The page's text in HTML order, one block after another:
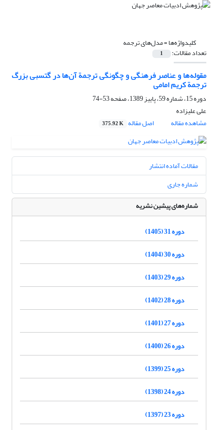
کلیدواژه‌ها =مدل‌های ترجمه
تعداد مقالات: 1
مقوله‌ها و عناصر فرهنگی و چگونگی ترجمة آن‌ها در گتسبی بزرگ
ترجمة کریم امامی
دوره 15، شماره 59، پاییز 1389، صفحه
53-74
علی علیزاده
مشاهده مقاله
اصل مقاله 375.92 K
مقالات آماده انتشار
شماره جاری
شماره‌های پیشین نشریه
دوره 31 (1405)
دوره 30 (1404)
دوره 29 (1403)
دوره 28 (1402)
دوره 27 (1401)
دوره 26 (1400)
دوره 25 (1399)
دوره 24 (1398)
دوره 23 (1397)